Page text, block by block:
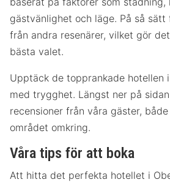
gästvänlighet och läge. På så
från andra resenärer, vilket gör
bästa valet.
Upptäck de topprankade hotellen
med trygghet. Längst ner på
recensioner från våra gäster,
området omkring.
Våra tips för att boka
Att hitta det perfekta hotellet i